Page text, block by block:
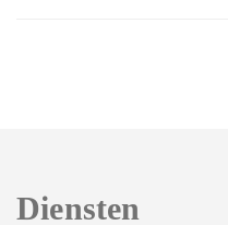
Diensten